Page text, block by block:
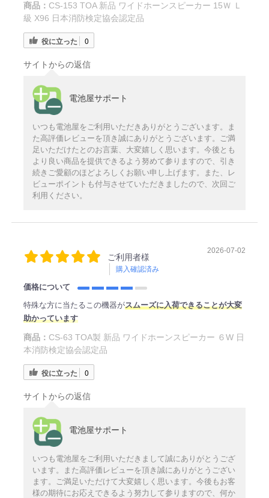
商品： CS-153 TOA 新品 ワイドホーンスピーカー 15Ｗ Ｌ
級 X96 日本消防検定協会認定品
役に立った 0
サイトからの返信
電池屋サポート
いつも電池屋をご利用いただきありがとうございます。ま
た高評価レビューを頂き誠にありがとうございます。ご満
足いただけたとのお言葉、大変嬉しく思います。今後とも
より良い商品を提供できるよう努めて参りますので、引き
続きご愛顧のほどよろしくお願い申し上げます。また、レ
ビューポイントも付与させていただきましたので、次回ご
利用ください。
ご利用者様
購入確認済み
2026-07-02
価格について
特殊な方に当たるこの機器がスムーズに入荷できることが大変
助かっています
商品： CS-63 TOA製 新品 ワイドホーンスピーカー ６W 日
本消防検定協会認定品
役に立った 0
サイトからの返信
電池屋サポート
いつも電池屋をご利用いただきまして誠にありがとうござ
います。また高評価レビューを頂き誠にありがとうござい
ます。ご満足いただけて大変嬉しく思います。今後もお客
様の期待にお応えできるよう努力して参りますので、何か